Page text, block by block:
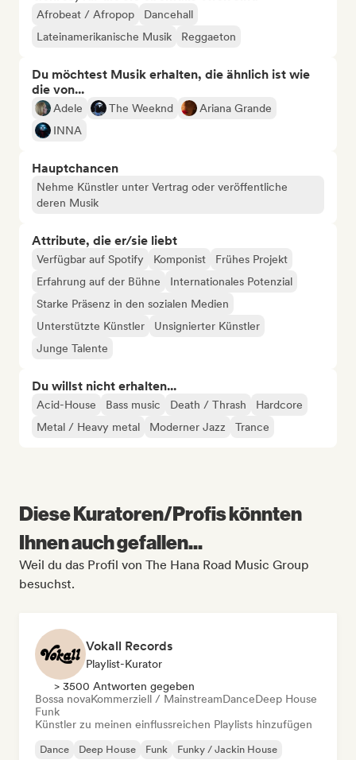
Afrobeat / Afropop
Dancehall
Lateinamerikanische Musik
Reggaeton
Du möchtest Musik erhalten, die ähnlich ist wie
die von...
Adele The Weeknd
Ariana Grande
INNA
Hauptchancen
Nehme Künstler unter Vertrag oder veröffentliche
deren Musik
Attribute, die er/sie liebt
Verfügbar auf Spotify Komponist
Frühes Projekt
Erfahrung auf der Bühne
Internationales Potenzial
Starke Präsenz in den sozialen Medien
Unterstützte Künstler
Unsignierter Künstler
Junge Talente
Du willst nicht erhalten...
Acid-House Bass music Death / Thrash
Hardcore
Metal / Heavy metal
Moderner Jazz Trance
Diese Kuratoren/Profis könnten
Ihnen auch gefallen...
Weil du das Profil von The Hana Road Music Group
besuchst.
Vokall Records
Playlist-Kurator
> 3500 Antworten gegeben
Bossa novaKommerziell / MainstreamDanceDeep House
Funk
Künstler zu meinen einflussreichen Playlists hinzufügen
Dance Deep House Funk
Funky / Jackin House